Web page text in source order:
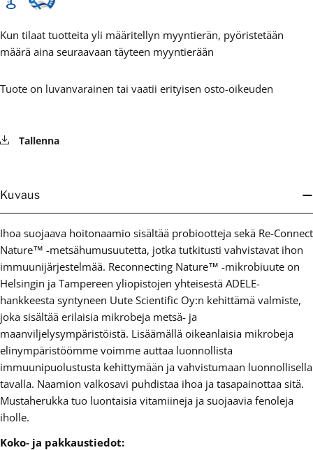
Kun tilaat tuotteita yli määritellyn myyntierän, pyöristetään
määrä aina seuraavaan täyteen myyntierään
Tuote on luvanvarainen tai vaatii erityisen osto-oikeuden
Tallenna
Kuvaus
Ihoa suojaava hoitonaamio sisältää probiootteja sekä Re-Connect
Nature™ -metsähumusuutetta, jotka tutkitusti vahvistavat ihon
immuunijärjestelmää. Reconnecting Nature™ -mikrobiuute on
Helsingin ja Tampereen yliopistojen yhteisestä ADELE-
hankkeesta syntyneen Uute Scientific Oy:n kehittämä valmiste,
joka sisältää erilaisia mikrobeja metsä- ja
maanviljelysympäristöistä. Lisäämällä oikeanlaisia mikrobeja
elinympäristöömme voimme auttaa luonnollista
immuunipuolustusta kehittymään ja vahvistumaan luonnollisella
tavalla. Naamion valkosavi puhdistaa ihoa ja tasapainottaa sitä.
Mustaherukka tuo luontaisia vitamiineja ja suojaavia fenoleja
iholle.
Koko- ja pakkaustiedot: